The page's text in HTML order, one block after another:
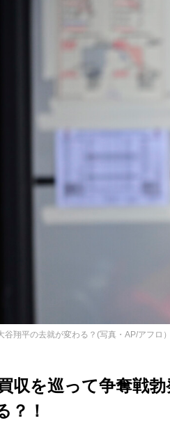
翔平の去就が変わる？(写真・AP/アフロ）
収を巡って争奪戦
？！